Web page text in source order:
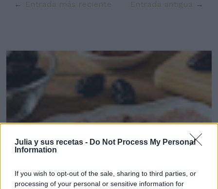
Julia y sus recetas - Do Not Process My Personal
Information
If you wish to opt-out of the sale, sharing to third parties, or
processing of your personal or sensitive information for
Entrada más reciente Entrada antigua